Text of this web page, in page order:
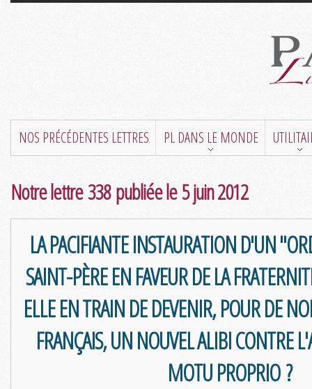
NOS PRÉCÉDENTES LETTRES PL DANS LE MONDE
Notre lettre 338 publiée le 5 juin 2012
LA PACIFIANTE INSTAURATION D'UN
SAINT-PÈRE EN FAVEUR DE LA
ELLE EN TRAIN DE DEVENIR, POUR DE
FRANÇAIS, UN NOUVEL ALIBI CONTRE
MOTU PROPRIO ?